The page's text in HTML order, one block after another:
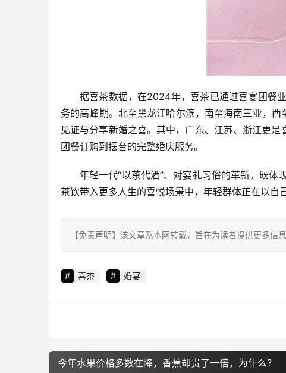
据喜茶数据，在2024年，喜茶已通过喜宴团餐
务的高峰期。北至黑龙江哈尔滨，南至海南三亚，
见证与分享新婚之喜。其中，广东、江苏、浙江更
团餐订购到摆台的完整婚庆服务。
年轻一代“以茶代酒”、对宴礼习俗的革新，既
茶饮带入更多人生的喜悦场景中，年轻群体正在以自
【免责声明】该文章系本网转载，旨在为读者提供更多
喜茶 婚宴
今年水果价格多数在降，香蕉却贵了一倍，为什么？